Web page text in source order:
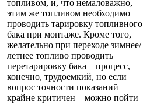
топливом, и, что немаловажно,
этим же топливом необходимо
проводить тарировку топливного
бака при монтаже. Кроме того,
желательно при переходе зимнее/
летнее топливо проводить
перетарировку бака – процесс,
конечно, трудоемкий, но если
вопрос точности показаний
крайне критичен – можно пойти